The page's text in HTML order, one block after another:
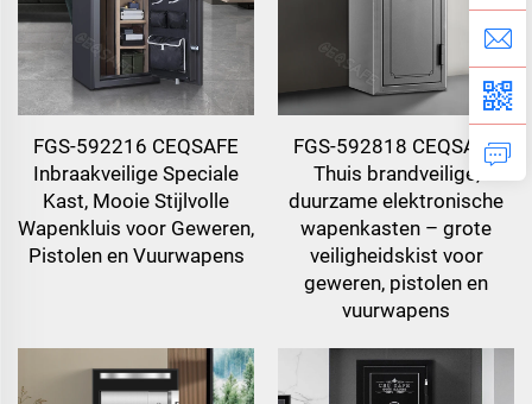
FGS-592216 CEQSAFE
Inbraakveilige Speciale
Kast, Mooie Stijlvolle
Wapenkluis voor Geweren,
Pistolen en Vuurwapens
FGS-592818 CEQSAFE
Thuis brandveilige,
duurzame elektronische
wapenkasten – grote
veiligheidskist voor
geweren, pistolen en
vuurwapens